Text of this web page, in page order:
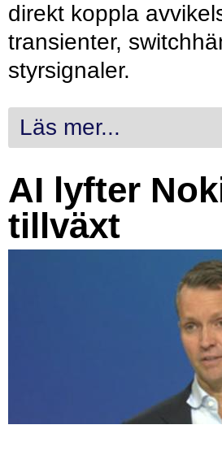
direkt koppla
transienter,
styrsignaler.
Läs mer...
AI lyfter
tillväxt